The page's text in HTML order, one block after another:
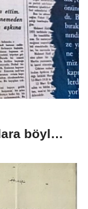
böyle